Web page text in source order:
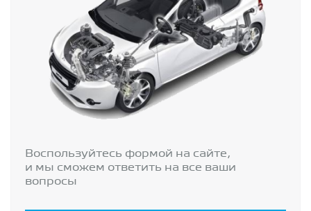
Воспользуйтесь формой на сайте,
и мы сможем ответить на все ваши
вопросы